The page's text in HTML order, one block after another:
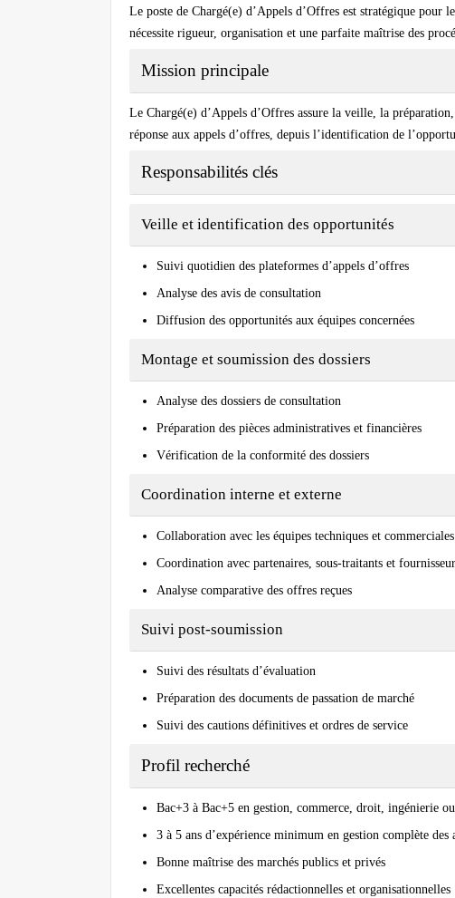
Le poste de Chargé(e) d’Appels d’Offres est stratégique pour
nécessite rigueur, organisation et une parfaite maîtrise des
Mission principale
Le Chargé(e) d’Appels d’Offres assure la veille, la
réponse aux appels d’offres, depuis l’identification de
Responsabilités clés
Veille et identification des opportunités
Suivi quotidien des plateformes d’appels d’offres
Analyse des avis de consultation
Diffusion des opportunités aux équipes concernées
Montage et soumission des dossiers
Analyse des dossiers de consultation
Préparation des pièces administratives et financières
Vérification de la conformité des dossiers
Coordination interne et externe
Collaboration avec les équipes techniques et commerciales
Coordination avec partenaires, sous-traitants et
Analyse comparative des offres reçues
Suivi post-soumission
Suivi des résultats d’évaluation
Préparation des documents de passation de marché
Suivi des cautions définitives et ordres de service
Profil recherché
Bac+3 à Bac+5 en gestion, commerce, droit, ingénierie
3 à 5 ans d’expérience minimum en gestion complète des
Bonne maîtrise des marchés publics et privés
Excellentes capacités rédactionnelles et organisationnelles